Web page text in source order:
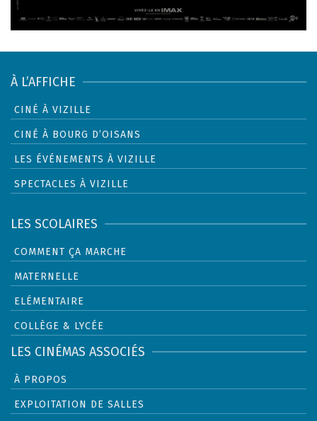
À L’AFFICHE
CINÉ À VIZILLE
CINÉ À BOURG D’OISANS
LES ÉVÉNEMENTS À VIZILLE
SPECTACLES À VIZILLE
LES SCOLAIRES
COMMENT ÇA MARCHE
MATERNELLE
ELÉMENTAIRE
COLLÈGE & LYCÉE
LES CINÉMAS ASSOCIÉS
À PROPOS
EXPLOITATION DE SALLES